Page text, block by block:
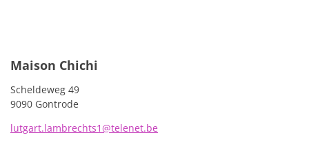
Maison Chichi
Scheldeweg 49
9090 Gontrode
lutgart.lambrechts1@telenet.be